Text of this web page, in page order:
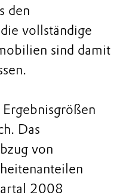
den
vollständige
sind damit
Das
von
2008